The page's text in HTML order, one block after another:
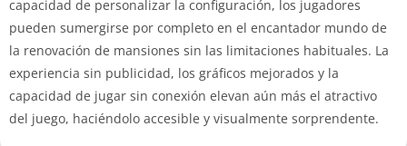
capacidad de personalizar la configuración, los jugadores
pueden sumergirse por completo en el encantador mundo de
la renovación de mansiones sin las limitaciones habituales. La
experiencia sin publicidad, los gráficos mejorados y la
capacidad de jugar sin conexión elevan aún más el atractivo
del juego, haciéndolo accesible y visualmente sorprendente.